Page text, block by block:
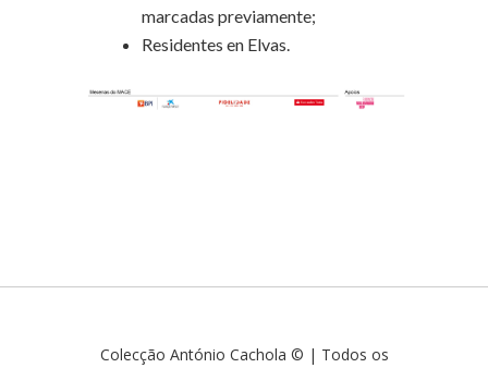
marcadas previamente;
Residentes en Elvas.
Colecção António Cachola © | Todos os